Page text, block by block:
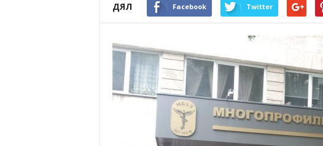
ДЯЛ Facebook Twitter